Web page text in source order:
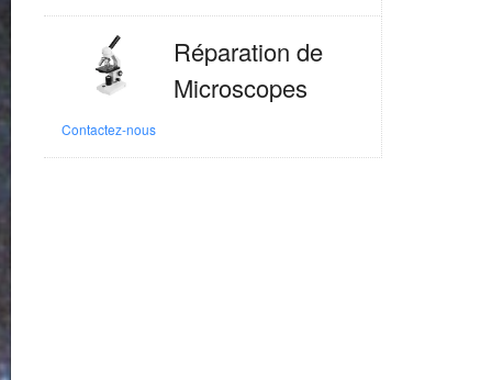
Réparation de
Microscopes
Contactez-nous